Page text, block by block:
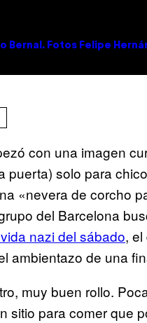
Bernal. Fotos Felipe
con una imagen
puerta) solo para
«nevera de corcho
del Barcelona
nazi del sábado,
ambientazo de una
muy buen rollo.
sitio para comer que